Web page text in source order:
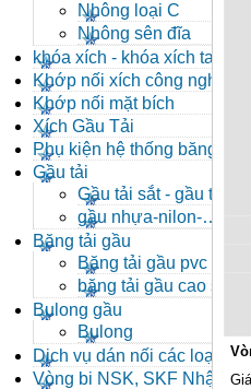
Nhông loại C
Nhông sên đĩa
khóa xích - khóa xích tai eo
- khóa xích công nghiệp
Khớp nối xích công nghiệp
Khớp nối mặt bích
Xích Gầu Tải
Phụ kiện hệ thống băng tải
Gầu tải
Gầu tải sắt - gầu tải
inox
gầu nhựa-nilon-
HDPE
Băng tải gầu
Băng tải gầu pvc
băng tải gầu cao su
Bulong gầu
Bulong
Dịch vụ dán nối các loại
băng tải
Vòng bi NSK, SKF Nhật
Giá